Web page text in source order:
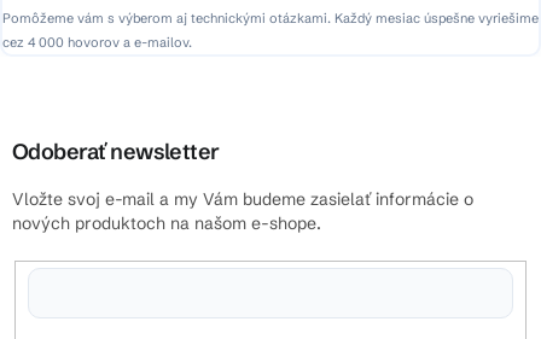
Pomôžeme vám s výberom aj technickými otázkami. Každý mesiac úspešne vyriešime
cez 4 000 hovorov a e-mailov.
Odoberať newsletter
Vložte svoj e-mail a my Vám budeme zasielať informácie o
nových produktoch na našom e-shope.